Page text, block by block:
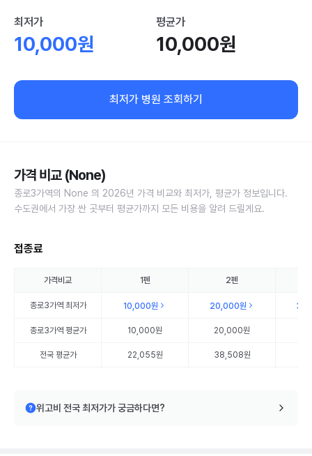
최저가
10,000원
평균가
10,000원
최저가 병원 조회하기
가격 비교 (None)
종로3가역의 None 의 2026년 가격 비교와 최저가, 평균가 정보입니다.
수도권에서 가장 싼 곳부터 평균가까지 모든 비용을 알려 드릴게요.
접종료
가격비교 1펜 2펜
종로3가역최저가 10,000원 20,000원
종로3가역평균가 10,000원 20,000원
전국 평균가 22,055원 38,508원
위고비 전국 최저가가 궁금하다면?